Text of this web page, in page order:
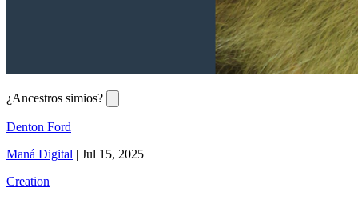
¿Ancestros simios?
Denton Ford
Maná Digital | Jul 15, 2025
Creation